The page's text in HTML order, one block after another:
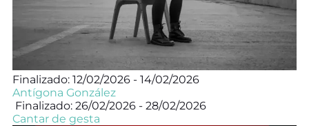
Finalizado: 12/02/2026 - 14/02/2026
Antígona González
Finalizado: 26/02/2026 - 28/02/2026
Cantar de gesta